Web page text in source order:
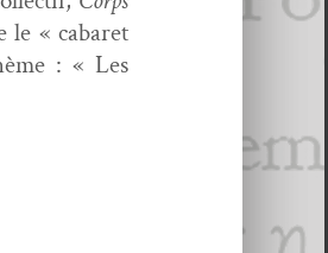
le « cabaret
: « Les